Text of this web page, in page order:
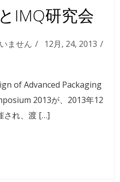
IMQ研究会
ません
12月, 24, 2013
of Advanced Packaging
2013が、2013年12
され、渡 […]